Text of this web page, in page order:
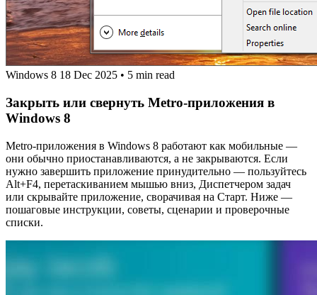
Windows 8 18 Dec 2025 • 5 min read
Закрыть или свернуть Metro‑приложения в
Windows 8
Metro‑приложения в Windows 8 работают как мобильные —
они обычно приостанавливаются, а не закрываются. Если
нужно завершить приложение принудительно — пользуйтесь
Alt+F4, перетаскиванием мышью вниз, Диспетчером задач
или скрывайте приложение, сворачивая на Старт. Ниже —
пошаговые инструкции, советы, сценарии и проверочные
списки.